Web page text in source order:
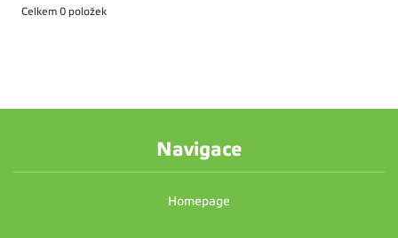
Celkem 0 položek
Navigace
Homepage